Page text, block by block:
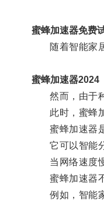
蜜蜂加速器免费
随着智能家居
蜜蜂加速器2024
然而，由于种
此时，蜜蜂加
蜜蜂加速器是
它可以智能分
当网络速度慢
蜜蜂加速器不
例如，智能家